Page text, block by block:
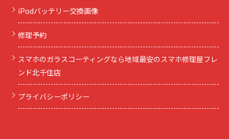
iPodバッテリー交換画像
修理予約
スマホのガラスコーティングなら地域最安のスマホ修理屋フレ
ンド北千住店
プライバシーポリシー